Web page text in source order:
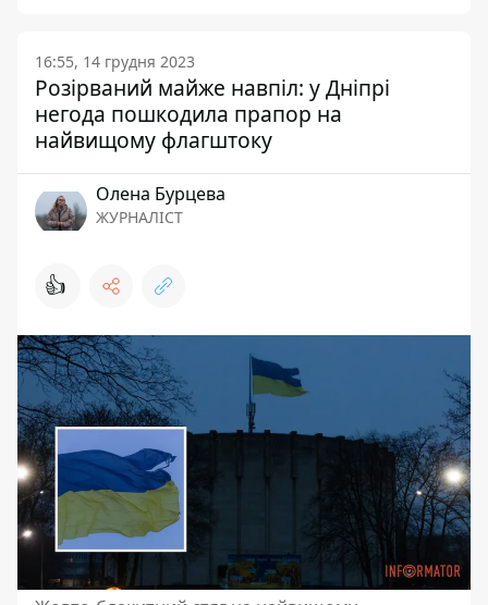
16:55, 14 грудня 2023
Розірваний майже навпіл: у Дніпрі
негода пошкодила прапор на
найвищому флагштоку
Олена Бурцева
ЖУРНАЛІСТ
👍